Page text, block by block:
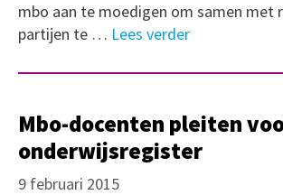
mbo aan te moedigen om samen met
partijen te … Lees verder
Mbo-docenten pleiten
onderwijsregister
9 februari 2015